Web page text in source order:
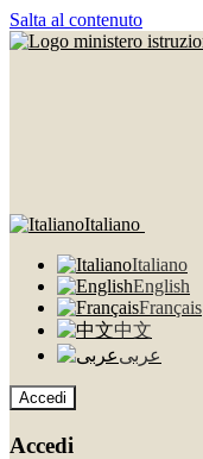
Salta al contenuto
Italiano
Italiano
English
Français
中文
عربى
Accedi
Accedi